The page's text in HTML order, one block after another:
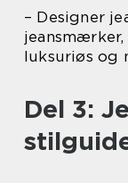
– Designer
luksuriøs og
Del 3: